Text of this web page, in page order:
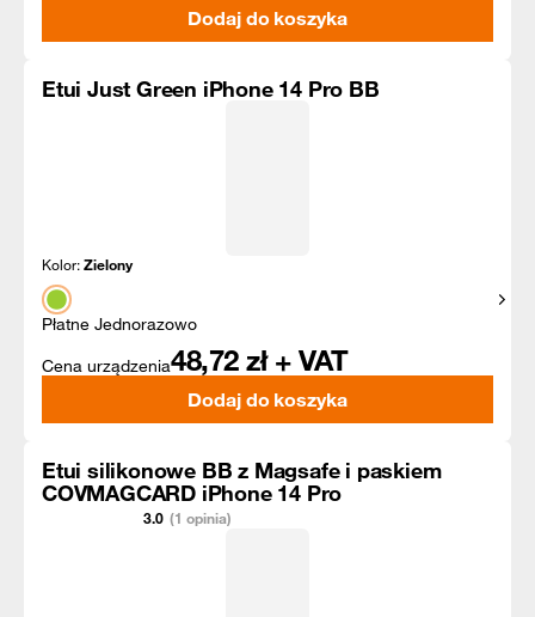
Dodaj do koszyka
Etui Just Green iPhone 14 Pro BB
Kolor:Zielony
Płatne Jednorazowo
Cena urządzenia48,72 zł + VAT
Dodaj do koszyka
Etui silikonowe BB z Magsafe i paskiem
COVMAGCARD iPhone 14 Pro
3.0 (1 opinia)